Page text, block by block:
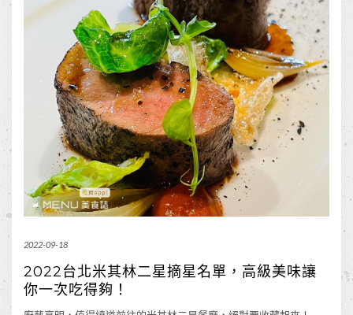
2022-09-18
2022台北米其林二星摘星名單，高級美味讓
你一次吃得夠！